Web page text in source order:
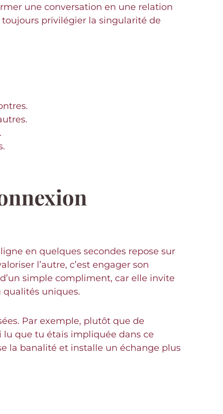
une conversation en une relation
privilégier la singularité de
en quelques secondes repose sur
l’autre, c’est engager son
simple compliment, car elle invite
qualités uniques.
Par exemple, plutôt que de
lu que tu étais impliquée dans ce
la banalité et installe un échange plus